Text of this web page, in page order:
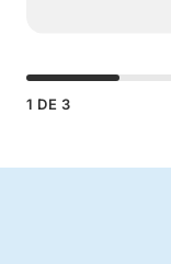
1 DE 3